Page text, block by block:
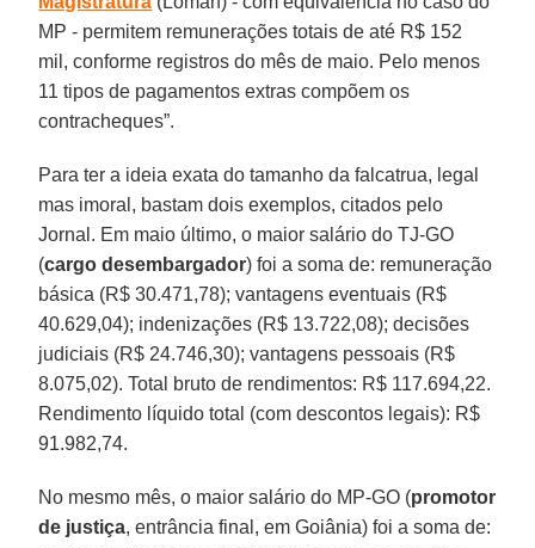
MP - permitem remunerações totais de até R$ 152
mil, conforme registros do mês de maio. Pelo menos
11 tipos de pagamentos extras compõem os
contracheques”.
Para ter a ideia exata do tamanho da falcatrua, legal
mas imoral, bastam dois exemplos, citados pelo
Jornal. Em maio último, o maior salário do TJ-GO
(cargo desembargador) foi a soma de: remuneração
básica (R$ 30.471,78); vantagens eventuais (R$
40.629,04); indenizações (R$ 13.722,08); decisões
judiciais (R$ 24.746,30); vantagens pessoais (R$
8.075,02). Total bruto de rendimentos: R$ 117.694,22.
Rendimento líquido total (com descontos legais): R$
91.982,74.
No mesmo mês, o maior salário do MP-GO (promotor
de justiça, entrância final, em Goiânia) foi a soma de: